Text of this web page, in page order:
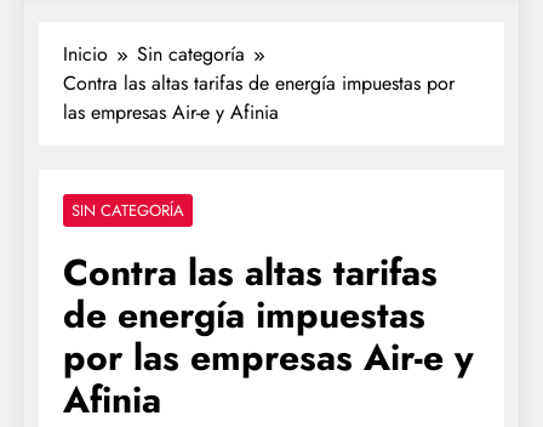
Inicio
Sin categoría
Contra las altas tarifas de energía impuestas por
las empresas Air-e y Afinia
SIN CATEGORÍA
Contra las altas tarifas
de energía impuestas
por las empresas Air-e y
Afinia